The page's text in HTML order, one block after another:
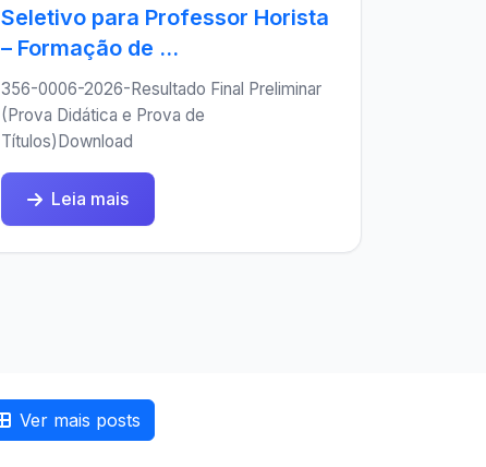
Seletivo para Professor Horista
– Formação de ...
356-0006-2026-Resultado Final Preliminar
(Prova Didática e Prova de
Títulos)Download
Leia mais
Ver mais posts